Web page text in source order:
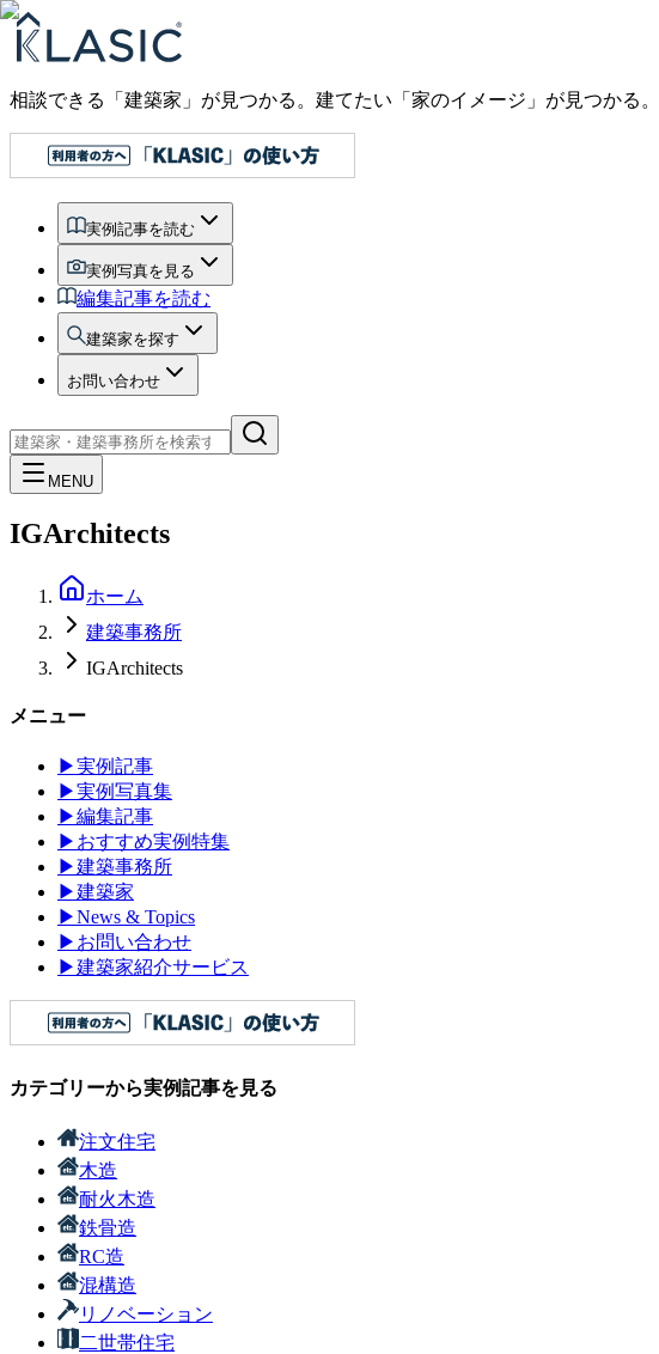
相談できる「建築家」が見つかる。建てたい「家のイメージ」が見つかる。
実例記事を読む
実例写真を見る
編集記事を読む
建築家を探す
お問い合わせ
MENU
IGArchitects
ホーム
建築事務所
IGArchitects
メニュー
▶実例記事
▶実例写真集
▶編集記事
▶ おすすめ実例特集
▶建築事務所
▶建築家
▶News & Topics
▶ お問い合わせ
▶建築家紹介サービス
カテゴリーから実例記事を見る
注文住宅
木造
耐火木造
鉄骨造
RC造
混構造
リノベーション
二世帯住宅